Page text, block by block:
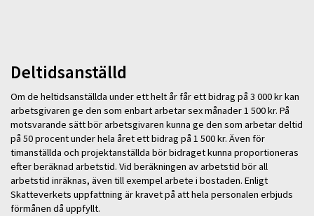
Deltidsanställd
Om de heltidsanställda under ett helt år får ett bidrag på 3 000 kr kan
arbetsgivaren ge den som enbart arbetar sex månader 1 500 kr. På
motsvarande sätt bör arbetsgivaren kunna ge den som arbetar deltid
på 50 procent under hela året ett bidrag på 1 500 kr. Även för
timanställda och projektanställda bör bidraget kunna proportioneras
efter beräknad arbetstid. Vid beräkningen av arbetstid bör all
arbetstid inräknas, även till exempel arbete i bostaden. Enligt
Skatteverkets uppfattning är kravet på att hela personalen erbjuds
förmånen då uppfyllt.